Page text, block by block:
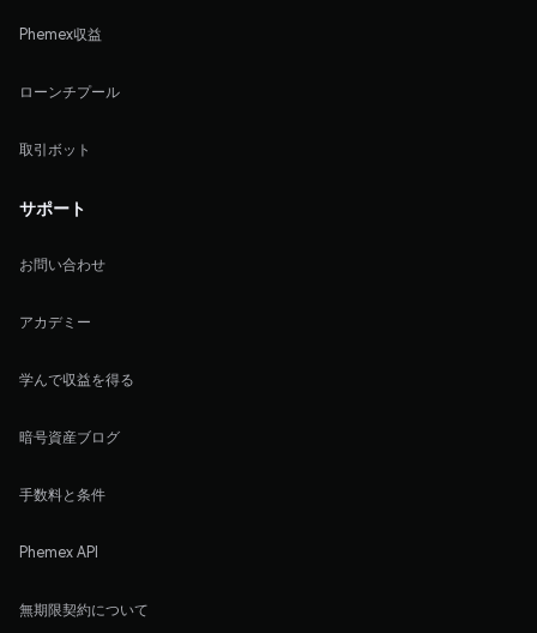
Phemex収益
ローンチプール
取引ボット
サポート
お問い合わせ
アカデミー
学んで収益を得る
暗号資産ブログ
手数料と条件
Phemex API
無期限契約について